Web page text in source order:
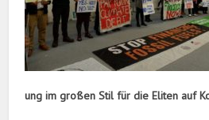
ung im großen Stil für die Eliten auf